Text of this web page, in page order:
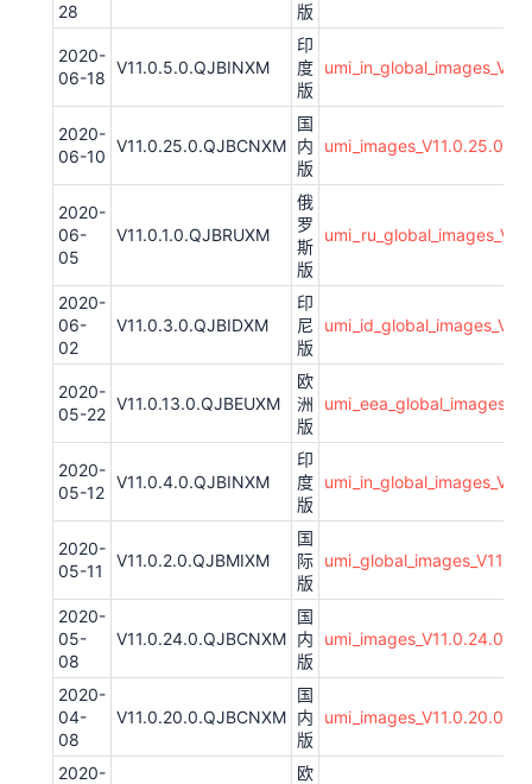
28
版
2020-
06-18
V11.0.5.0.QJBINXM
印
度
版
2020-
06-10
V11.0.25.0.QJBCNXM
国
内
版
2020-
06-
05
V11.0.1.0.QJBRUXM
俄
罗
斯
版
2020-
06-
02
V11.0.3.0.QJBIDXM
印
尼
版
2020-
05-22
V11.0.13.0.QJBEUXM
欧
洲
版
2020-
05-12
V11.0.4.0.QJBINXM
印
度
版
2020-
05-11
V11.0.2.0.QJBMIXM
国
际
版
2020-
05-
08
V11.0.24.0.QJBCNXM
国
内
版
2020-
04-
08
V11.0.20.0.QJBCNXM
国
内
版
2020-
欧